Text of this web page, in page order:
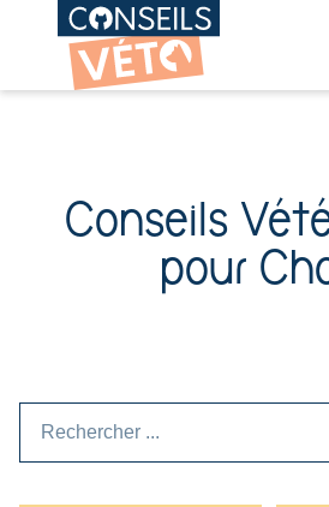
Conseils
pour